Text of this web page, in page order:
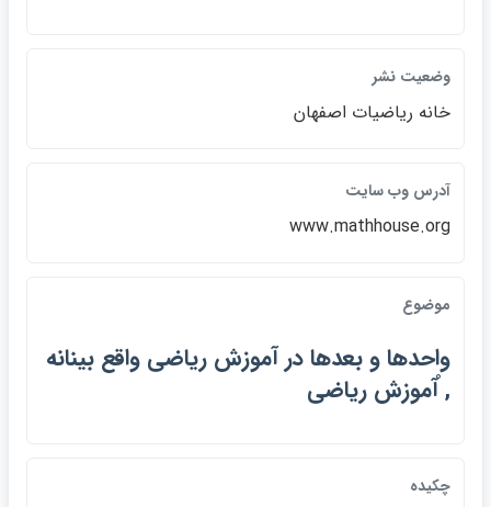
وضعيت نشر
خانه رياضيات اصفهان
آدرس وب سايت
www.mathhouse.org
موضوع
واحدها و بعدها در آموزش رياضي واقع بينانه
, ْآموزش رياضي
چکيده